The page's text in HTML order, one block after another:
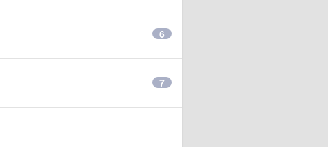
6
7